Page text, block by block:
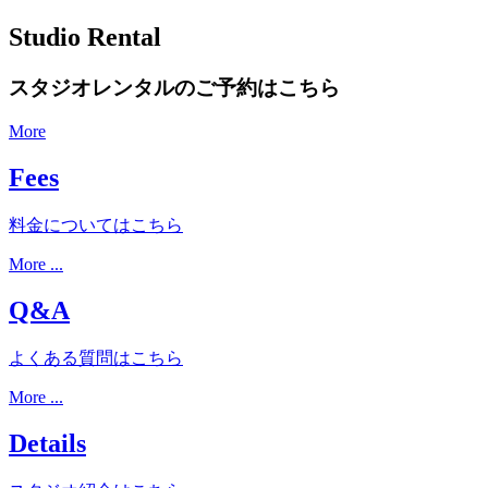
Studio Rental
スタジオレンタルのご予約はこちら
More
Fees
料金についてはこちら
More ...
Q&A
よくある質問はこちら
More ...
Details